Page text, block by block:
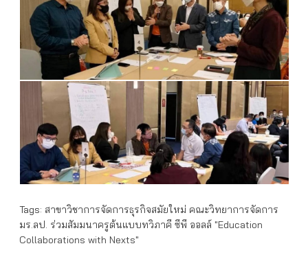
Tags: สาขาวิชาการจัดการธุรกิจสมัยใหม่ คณะวิทยาการจัดการ
มร.ลป. ร่วมสัมมนาครูต้นแบบทวิภาคี ซีพี ออลล์ "Education
Collaborations with Nexts"